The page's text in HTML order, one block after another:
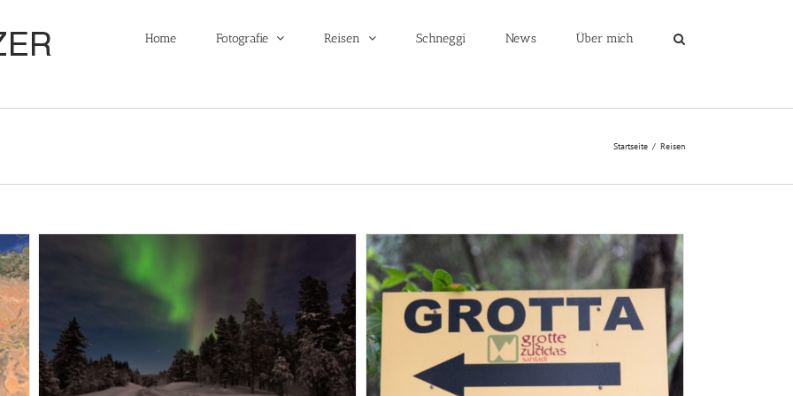
Home Fotografie Reisen Schneggi News Über mich
Startseite / Reisen
Grotte di Zuddas
Sardinien - 2021